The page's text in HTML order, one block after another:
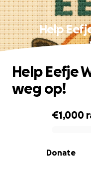
Help
0% complete
€1,000
Donate
Help Eefje
weg op!